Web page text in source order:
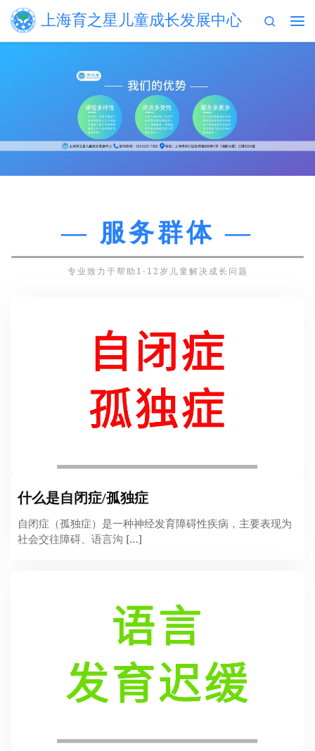
Skip to content
上海育之星儿童成长发展中心
Search
— 服务群体 —
专业致力于帮助1-12岁儿童解决成长问题
什么是自闭症/孤独症
自闭症（孤独症）是一种神经发育障碍性疾病，主要表现为
社会交往障碍、语言沟 […]